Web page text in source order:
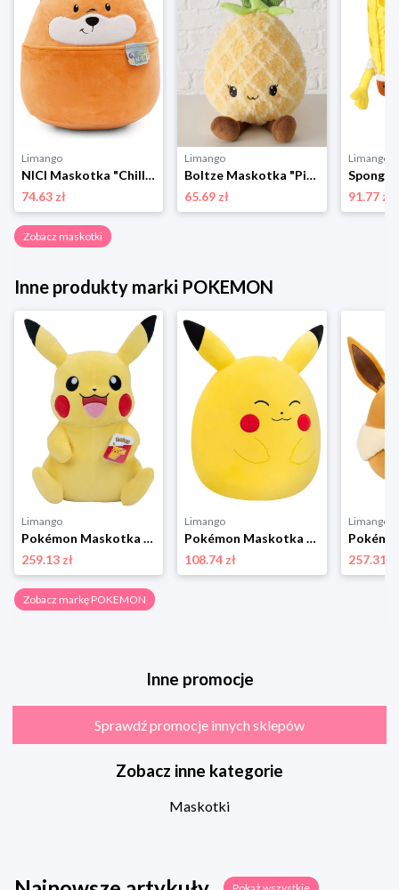
Limango
NICI Maskotka "Chill-NICI Fox" - 0+ rozmiar: onesize
74.63 zł
Limango
Boltze Maskotka "Piney" w kolorze żółtym - 0+ rozmiar: onesize
65.69 zł
Limango
91.77 zł
Zobacz maskotki
Inne produkty marki POKEMON
Limango
Pokémon Maskotka "Pikachu" - 3+ rozmiar: onesize
259.13 zł
Limango
Pokémon Maskotka "Pikachu" - 3+ rozmiar: onesize
108.74 zł
Limango
257.31 zł
Zobacz markę POKEMON
Inne promocje
Sprawdź promocje innych sklepów
Zobacz inne kategorie
Maskotki
Pokaż wszystkie